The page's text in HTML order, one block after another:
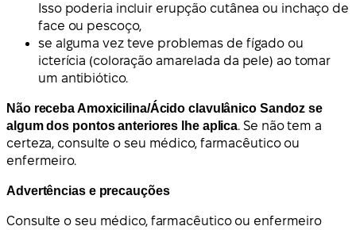
Isso poderia incluir erupção cutânea ou inchaço de
face ou pescoço,
se alguma vez teve problemas de fígado ou
icterícia (coloração amarelada da pele) ao tomar
um antibiótico.
Não receba Amoxicilina/Ácido clavulânico Sandoz se
algum dos pontos anteriores lhe aplica. Se não tem a
certeza, consulte o seu médico, farmacêutico ou
enfermeiro.
Advertências e precauções
Consulte o seu médico, farmacêutico ou enfermeiro